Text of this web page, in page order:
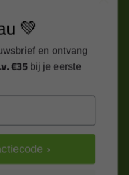
rechtstreeks in je
💚
en ontvang
€35 bij je eerste
›